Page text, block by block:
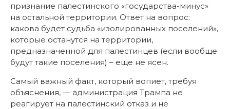
признание палестинского «государства-минус»
на остальной территории. Ответ на вопрос:
какова будет судьба «изолированных поселений»,
которые останутся на территории,
предназначенной для палестинцев (если вообще
будут такие поселения) – еще не ясен.
Самый важный факт, который вопиет, требуя
объяснения, — администрация Трампа не
реагирует на палестинский отказ и не